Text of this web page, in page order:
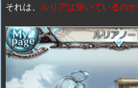
それは、 ルリアは穿いているのか